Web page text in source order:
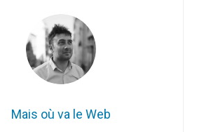
Mais où va le Web